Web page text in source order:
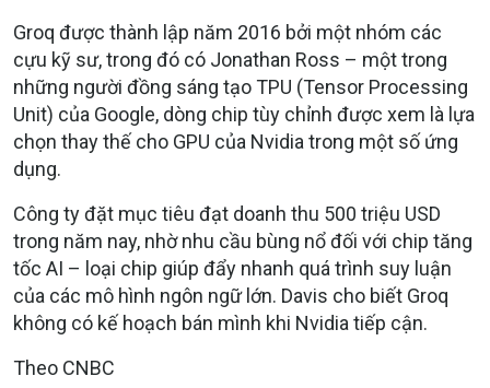
Groq được thành lập năm 2016 bởi một nhóm các
cựu kỹ sư, trong đó có Jonathan Ross – một trong
những người đồng sáng tạo TPU (Tensor Processing
Unit) của Google, dòng chip tùy chỉnh được xem là lựa
chọn thay thế cho GPU của Nvidia trong một số ứng
dụng.
Công ty đặt mục tiêu đạt doanh thu 500 triệu USD
trong năm nay, nhờ nhu cầu bùng nổ đối với chip tăng
tốc AI – loại chip giúp đẩy nhanh quá trình suy luận
của các mô hình ngôn ngữ lớn. Davis cho biết Groq
không có kế hoạch bán mình khi Nvidia tiếp cận.
Theo CNBC